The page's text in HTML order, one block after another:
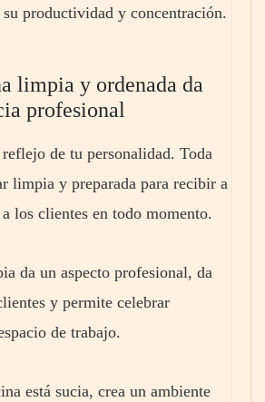
su productividad y concentración.
limpia y ordenada da
profesional
de tu personalidad. Toda
limpia y preparada para recibir a
los clientes en todo momento.
da un aspecto profesional, da
y permite celebrar
de trabajo.
está sucia, crea un ambiente